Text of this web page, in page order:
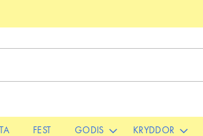
FEST GODIS KRYDDOR